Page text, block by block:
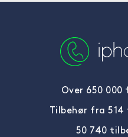
Over 650 000
Tilbehør fra
50 740